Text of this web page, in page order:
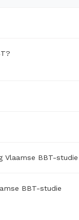
Vlaamse BBT-studie
BBT-studie